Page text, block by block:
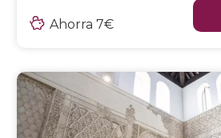
Ahorra 7€